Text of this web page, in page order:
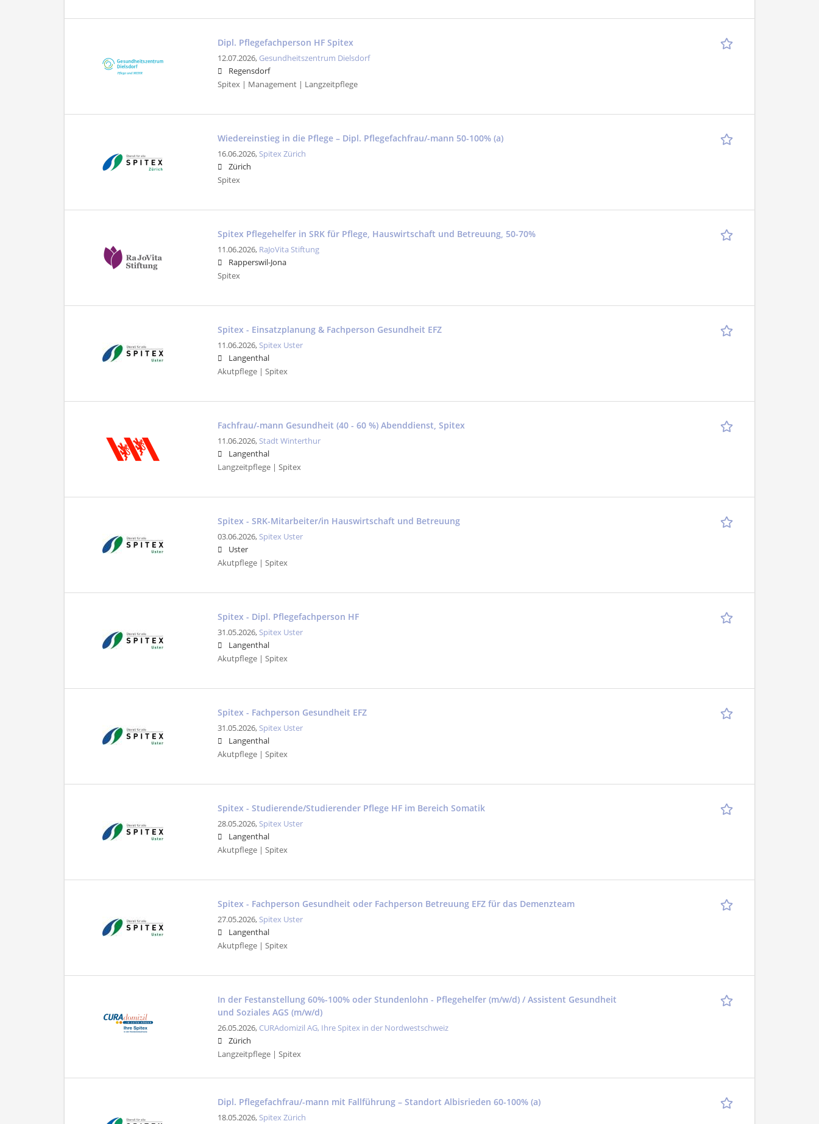
Dipl. Pflegefachperson HF Spitex
12.07.2026, Gesundheitszentrum Dielsdorf
Regensdorf
Spitex | Management | Langzeitpflege
Wiedereinstieg in die Pflege – Dipl. Pflegefachfrau/-mann 50-100% (a)
16.06.2026, Spitex Zürich
Zürich
Spitex
Spitex Pflegehelfer in SRK für Pflege, Hauswirtschaft und Betreuung, 50-70%
11.06.2026, RaJoVita Stiftung
Rapperswil-Jona
Spitex
Spitex - Einsatzplanung & Fachperson Gesundheit EFZ
11.06.2026, Spitex Uster
Langenthal
Akutpflege | Spitex
Fachfrau/-mann Gesundheit (40 - 60 %) Abenddienst, Spitex
11.06.2026, Stadt Winterthur
Langenthal
Langzeitpflege | Spitex
Spitex - SRK-Mitarbeiter/in Hauswirtschaft und Betreuung
03.06.2026, Spitex Uster
Uster
Akutpflege | Spitex
Spitex - Dipl. Pflegefachperson HF
31.05.2026, Spitex Uster
Langenthal
Akutpflege | Spitex
Spitex - Fachperson Gesundheit EFZ
31.05.2026, Spitex Uster
Langenthal
Akutpflege | Spitex
Spitex - Studierende/Studierender Pflege HF im Bereich Somatik
28.05.2026, Spitex Uster
Langenthal
Akutpflege | Spitex
Spitex - Fachperson Gesundheit oder Fachperson Betreuung EFZ für das Demenzteam
27.05.2026, Spitex Uster
Langenthal
Akutpflege | Spitex
In der Festanstellung 60%-100% oder Stundenlohn - Pflegehelfer (m/w/d) / Assistent Gesundheit
und Soziales AGS (m/w/d)
26.05.2026, CURAdomizil AG, Ihre Spitex in der Nordwestschweiz
Zürich
Langzeitpflege | Spitex
Dipl. Pflegefachfrau/-mann mit Fallführung – Standort Albisrieden 60-100% (a)
18.05.2026, Spitex Zürich